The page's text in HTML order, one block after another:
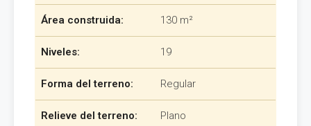
Área construida: 130 m²
Niveles: 19
Forma del terreno: Regular
Relieve del terreno: Plano